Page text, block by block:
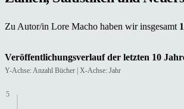
Zu Autor/in Lore Macho haben wir insgesamt
Veröffentlichungsverlauf der letzten 10
Y-Achse: Anzahl Bücher | X-Achse: Jahr
5